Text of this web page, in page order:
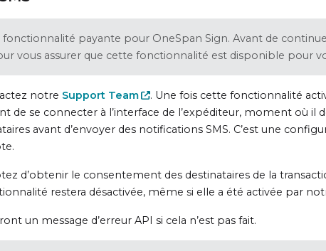
fonctionnalité payante pour OneSpan Sign. Avant de
vous assurer que cette fonctionnalité est disponible pour
notre Support Team
. Une fois cette fonctionnalité
de se connecter à l’interface de l’expéditeur, moment où il
avant d’envoyer des notifications SMS. C’est une
d’obtenir le consentement des destinataires de la
restera désactivée, même si elle a été activée par
un message d’erreur API si cela n’est pas fait.